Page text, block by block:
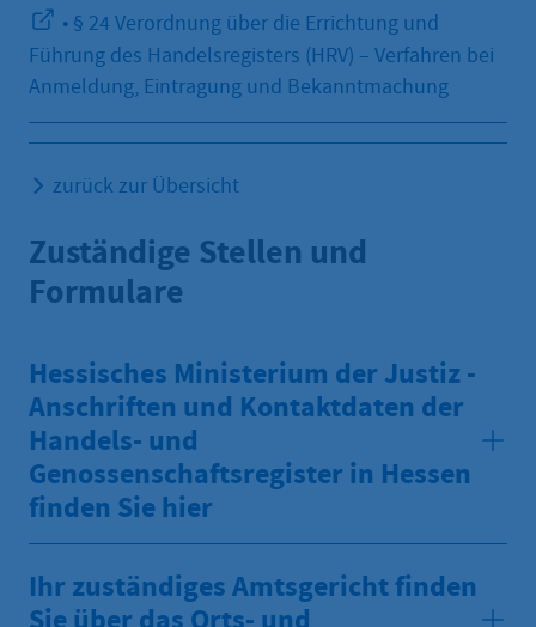
• § 24 Verordnung über die Errichtung und
Führung des Handelsregisters (HRV) – Verfahren bei
Anmeldung, Eintragung und Bekanntmachung
zurück zur Übersicht
Zuständige Stellen und
Formulare
Hessisches Ministerium der Justiz -
Anschriften und Kontaktdaten der
Handels- und
Genossenschaftsregister in Hessen
finden Sie hier
Ihr zuständiges Amtsgericht finden